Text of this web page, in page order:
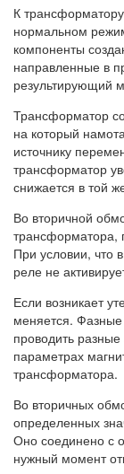
К
нормальном
компоненты
направленные в
результирующий
Трансформатор
на который
источнику
трансформатор
снижается в той
Во вторичной
трансформатора,
При условии, что
реле не
Если возникает
меняется.
проводить
параметрах
трансформатора.
Во вторичных
определенных
Оно соединено с
нужный момент